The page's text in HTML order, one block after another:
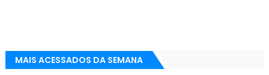
MAIS ACESSADOS DA SEMANA